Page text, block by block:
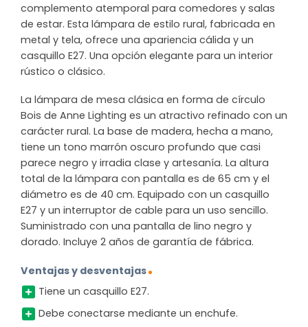
complemento atemporal para comedores y salas
de estar. Esta lámpara de estilo rural, fabricada en
metal y tela, ofrece una apariencia cálida y un
casquillo E27. Una opción elegante para un interior
rústico o clásico.
La lámpara de mesa clásica en forma de círculo
Bois de Anne Lighting es un atractivo refinado con un
carácter rural. La base de madera, hecha a mano,
tiene un tono marrón oscuro profundo que casi
parece negro y irradia clase y artesanía. La altura
total de la lámpara con pantalla es de 65 cm y el
diámetro es de 40 cm. Equipado con un casquillo
E27 y un interruptor de cable para un uso sencillo.
Suministrado con una pantalla de lino negro y
dorado. Incluye 2 años de garantía de fábrica.
Ventajas y desventajas
Tiene un casquillo E27.
Debe conectarse mediante un enchufe.